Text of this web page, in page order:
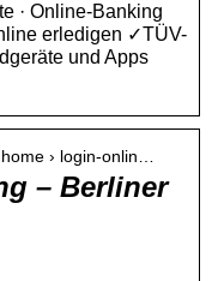
· Online-Banking
erledigen ✓TÜV-
und Apps
› login-onlin…
– Berliner